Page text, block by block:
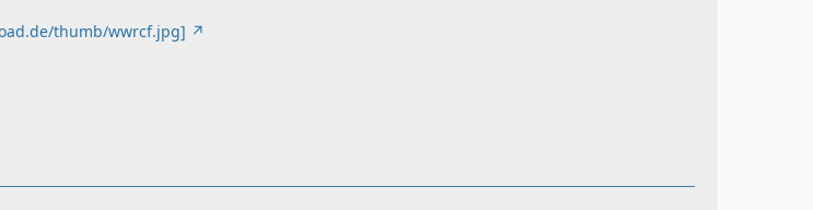
thumb/wwrcf.jpg]